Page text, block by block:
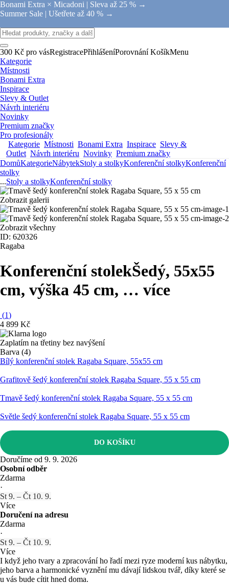
Bonami Extra × Micadoni | Sleva až 25 % →
Summer Sale | Ušetřete až 40 % →
300 Kč pro vásRegistracePřihlášeníPorovnání KošíkMenu
Kategorie
Místnosti
Bonami Extra
Inspirace
Slevy & Outlet
Návrh interiéru
Novinky
Premium značky
Pro profesionály
Kategorie Místnosti Bonami Extra Inspirace Slevy &
Outlet Návrh interiéru Novinky Premium značky
DomůKategorieNábytekStoly a stolkyKonferenční stolkyKonferenční
stolky
...Stoly a stolkyKonferenční stolky
Zobrazit galerii
Zobrazit všechny
ID: 620326
Ragaba
Konferenční stolekŠedý, 55x55
cm, výška 45 cm, … více
(1)
4 899 Kč
Zaplatím na třetiny bez navýšení
Barva (4)
Bílý konferenční stolek Ragaba Square, 55x55 cm
Grafitově šedý konferenční stolek Ragaba Square, 55 x 55 cm
Tmavě šedý konferenční stolek Ragaba Square, 55 x 55 cm
Světle šedý konferenční stolek Ragaba Square, 55 x 55 cm
DO KOŠÍKU
Doručíme od 9. 9. 2026
Osobní odběr
Zdarma
·
St 9. – Čt 10. 9.
Více
Doručení na adresu
Zdarma
·
St 9. – Čt 10. 9.
Více
I když jeho tvary a zpracování ho řadí mezi ryze moderní kus nábytku,
jeho barva a harmonické vyznění mu dávají lidskou tvář, díky které se
u vás bude cítit hned doma.